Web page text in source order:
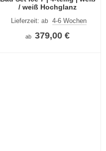
/ weiß Hochglanz
Lieferzeit:ab 4-6 Wochen
ab 379,00 €